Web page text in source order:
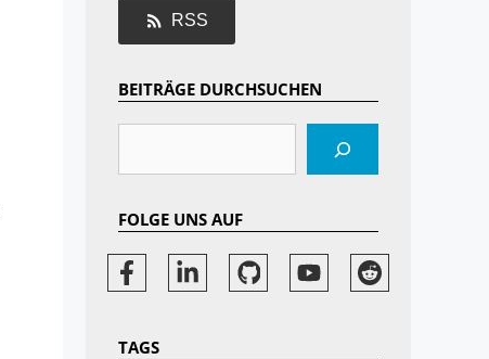
Trial Report Server
FAQ
RSS
BEITRÄGE DURCHSUCHEN
FOLGE UNS AUF
TAGS